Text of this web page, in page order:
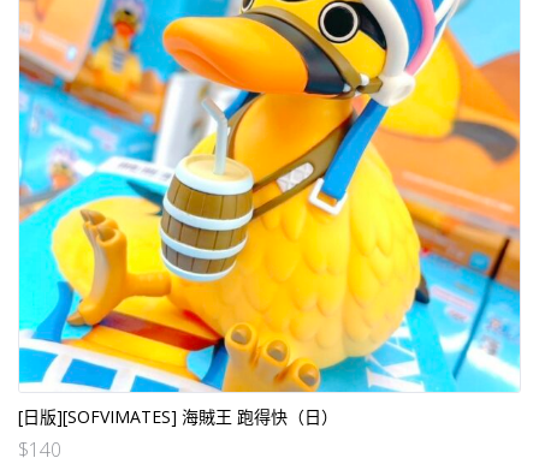
[日版][SOFVIMATES] 海賊王 跑得快（日）
$140